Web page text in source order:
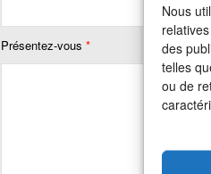
Nous
des
telles
ou de
Présentez-vous *